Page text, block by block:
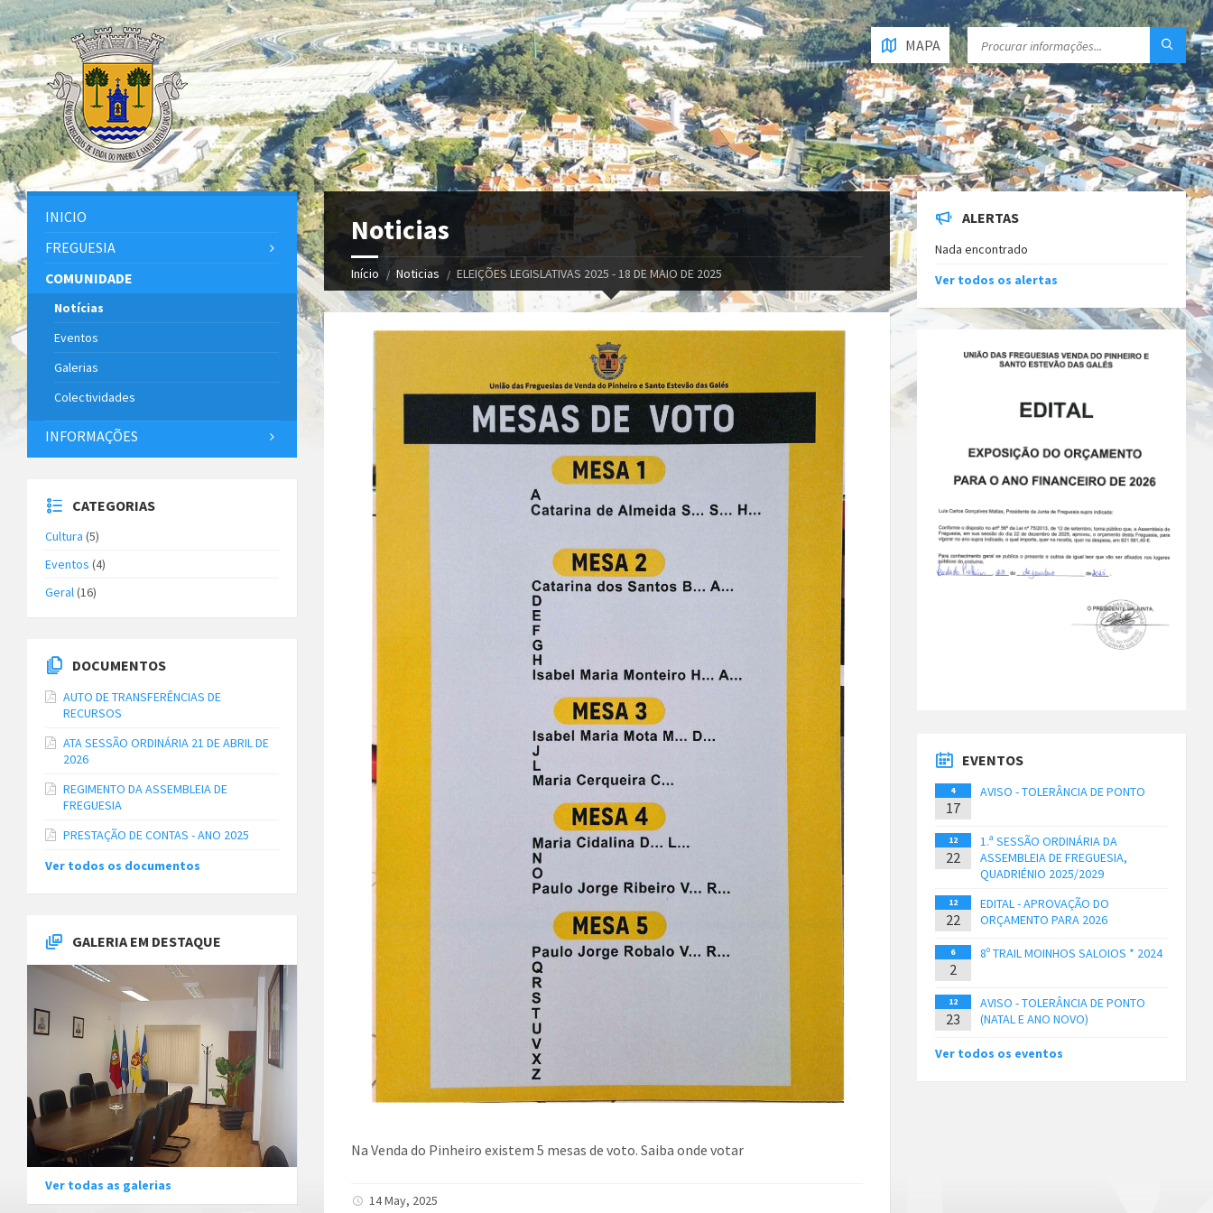
MAPA
Noticias
Início Noticias ELEIÇÕES LEGISLATIVAS 2025 - 18 DE MAIO DE 2025
Na Venda do Pinheiro existem 5 mesas de voto. Saiba onde votar
14 May, 2025
INICIO
FREGUESIA
COMUNIDADE
Notícias
Eventos
Galerias
Colectividades
INFORMAÇÕES
CATEGORIAS
Cultura (5)
Eventos (4)
Geral(16)
DOCUMENTOS
AUTO DE TRANSFERÊNCIAS DE
RECURSOS
ATA SESSÃO ORDINÁRIA 21 DE ABRIL DE
2026
REGIMENTO DA ASSEMBLEIA DE
FREGUESIA
PRESTAÇÃO DE CONTAS - ANO 2025
Ver todos os documentos
GALERIA EM DESTAQUE
Ver todas as galerias
ALERTAS
Nada encontrado
Ver todos os alertas
EVENTOS
4
17
AVISO - TOLERÂNCIA DE PONTO
12
22
1.ª SESSÃO ORDINÁRIA DA
ASSEMBLEIA DE FREGUESIA,
QUADRIÉNIO 2025/2029
12
22
EDITAL - APROVAÇÃO DO
ORÇAMENTO PARA 2026
6
2
8º TRAIL MOINHOS SALOIOS * 2024
12
23
AVISO - TOLERÂNCIA DE PONTO
(NATAL E ANO NOVO)
Ver todos os eventos